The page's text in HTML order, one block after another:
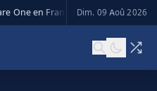
One en France : prix, couverture
Dim. 09 Aoû 2026